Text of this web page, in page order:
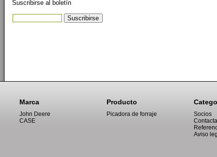
Suscribirse al boletín
Marca
John Deere
CASE
Producto
Picadora de forraje
Socios
Aviso